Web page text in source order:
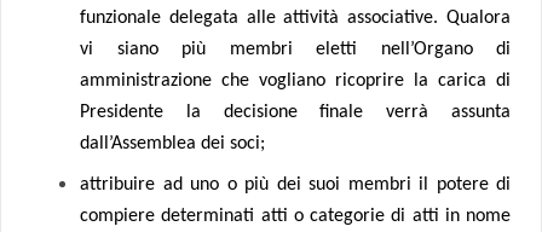
funzionale delegata alle attività associative. Qualora
vi siano più membri eletti nell’Organo di
amministrazione che vogliano ricoprire la carica di
Presidente la decisione finale verrà assunta
dall’Assemblea dei soci;
attribuire ad uno o più dei suoi membri il potere di
compiere determinati atti o categorie di atti in nome